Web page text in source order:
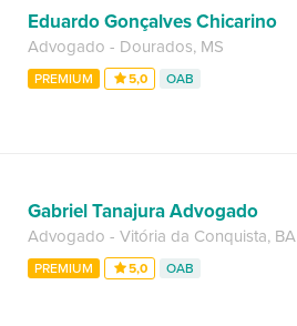
Eduardo Gonçalves Chicarino
Advogado - Dourados, MS
PREMIUM 5,0 OAB
Gabriel Tanajura Advogado
Advogado - Vitória da Conquista, BA
PREMIUM 5,0 OAB